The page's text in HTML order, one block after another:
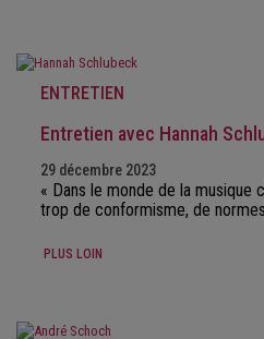
ENTRETIEN
Entretien avec Hannah
29 décembre 2023
« Dans le monde de la musique
trop de conformisme, de
PLUS LOIN